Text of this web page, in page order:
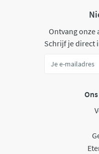
Ontvang onze
Schrijf je direct